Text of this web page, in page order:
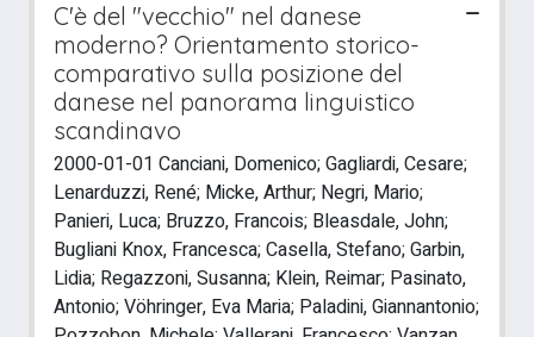
C'è del "vecchio" nel danese
moderno? Orientamento storico-
comparativo sulla posizione del
danese nel panorama linguistico
scandinavo
2000-01-01 Canciani, Domenico; Gagliardi, Cesare;
Lenarduzzi, René; Micke, Arthur; Negri, Mario;
Panieri, Luca; Bruzzo, Francois; Bleasdale, John;
Bugliani Knox, Francesca; Casella, Stefano; Garbin,
Lidia; Regazzoni, Susanna; Klein, Reimar; Pasinato,
Antonio; Vöhringer, Eva Maria; Paladini, Giannantonio;